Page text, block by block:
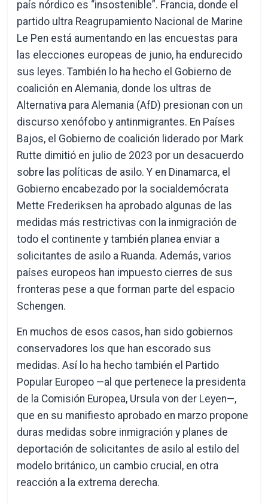
país nórdico es “insostenible”. Francia, donde el
partido ultra Reagrupamiento Nacional de Marine
Le Pen está aumentando en las encuestas para
las elecciones europeas de junio, ha endurecido
sus leyes. También lo ha hecho el Gobierno de
coalición en Alemania, donde los ultras de
Alternativa para Alemania (AfD) presionan con un
discurso xenófobo y antinmigrantes. En Países
Bajos, el Gobierno de coalición liderado por Mark
Rutte dimitió en julio de 2023 por un desacuerdo
sobre las políticas de asilo. Y en Dinamarca, el
Gobierno encabezado por la socialdemócrata
Mette Frederiksen ha aprobado algunas de las
medidas más restrictivas con la inmigración de
todo el continente y también planea enviar a
solicitantes de asilo a Ruanda. Además, varios
países europeos han impuesto cierres de sus
fronteras pese a que forman parte del espacio
Schengen.
En muchos de esos casos, han sido gobiernos
conservadores los que han escorado sus
medidas. Así lo ha hecho también el Partido
Popular Europeo —al que pertenece la presidenta
de la Comisión Europea, Ursula von der Leyen—,
que en su manifiesto aprobado en marzo propone
duras medidas sobre inmigración y planes de
deportación de solicitantes de asilo al estilo del
modelo británico, un cambio crucial, en otra
reacción a la extrema derecha.